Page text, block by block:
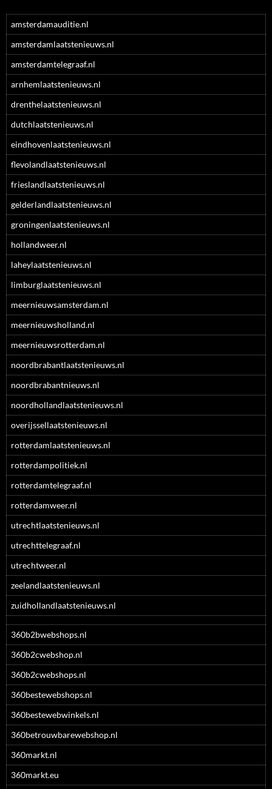
amsterdamauditie.nl
amsterdamlaatstenieuws.nl
amsterdamtelegraaf.nl
arnhemlaatstenieuws.nl
drenthelaatstenieuws.nl
dutchlaatstenieuws.nl
eindhovenlaatstenieuws.nl
flevolandlaatstenieuws.nl
frieslandlaatstenieuws.nl
gelderlandlaatstenieuws.nl
groningenlaatstenieuws.nl
hollandweer.nl
laheylaatstenieuws.nl
limburglaatstenieuws.nl
meernieuwsamsterdam.nl
meernieuwsholland.nl
meernieuwsrotterdam.nl
noordbrabantlaatstenieuws.nl
noordbrabantnieuws.nl
noordhollandlaatstenieuws.nl
overijssellaatstenieuws.nl
rotterdamlaatstenieuws.nl
rotterdampolitiek.nl
rotterdamtelegraaf.nl
rotterdamweer.nl
utrechtlaatstenieuws.nl
utrechttelegraaf.nl
utrechtweer.nl
zeelandlaatstenieuws.nl
zuidhollandlaatstenieuws.nl
360b2bwebshops.nl
360b2cwebshop.nl
360b2cwebshops.nl
360bestewebshops.nl
360bestewebwinkels.nl
360betrouwbarewebshop.nl
360markt.nl
360markt.eu